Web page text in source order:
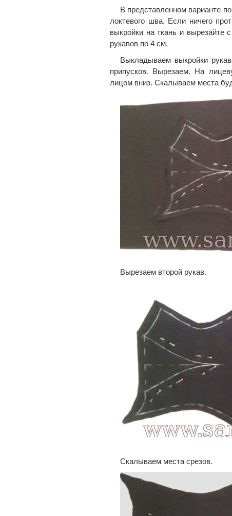
В представленном варианте
локтевого шва. Если ничего
выкройки на ткань и вырезайте
рукавов по 4 см.
Выкладываем выкройки
припусков. Вырезаем. На
лицом вниз. Скалываем места
Вырезаем второй рукав.
Скалываем места срезов.